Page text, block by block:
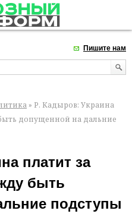
Пишите нам
» Р. Кадыров: Украина
допущенной на дальние
платит за
быть
подступы